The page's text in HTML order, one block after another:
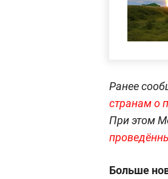
Ранее
странам о
При этом
Больше